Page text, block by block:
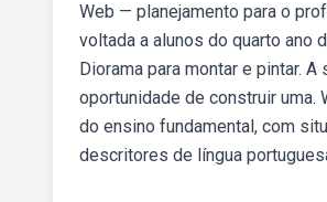
Web — planejamento para o
voltada a alunos do quarto ano
Diorama para montar e pintar.
oportunidade de construir
do ensino fundamental, com
descritores de língua